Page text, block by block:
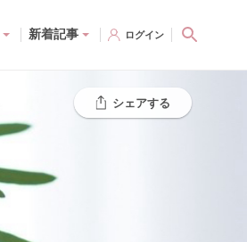
新着記事 ログイン
シェアする